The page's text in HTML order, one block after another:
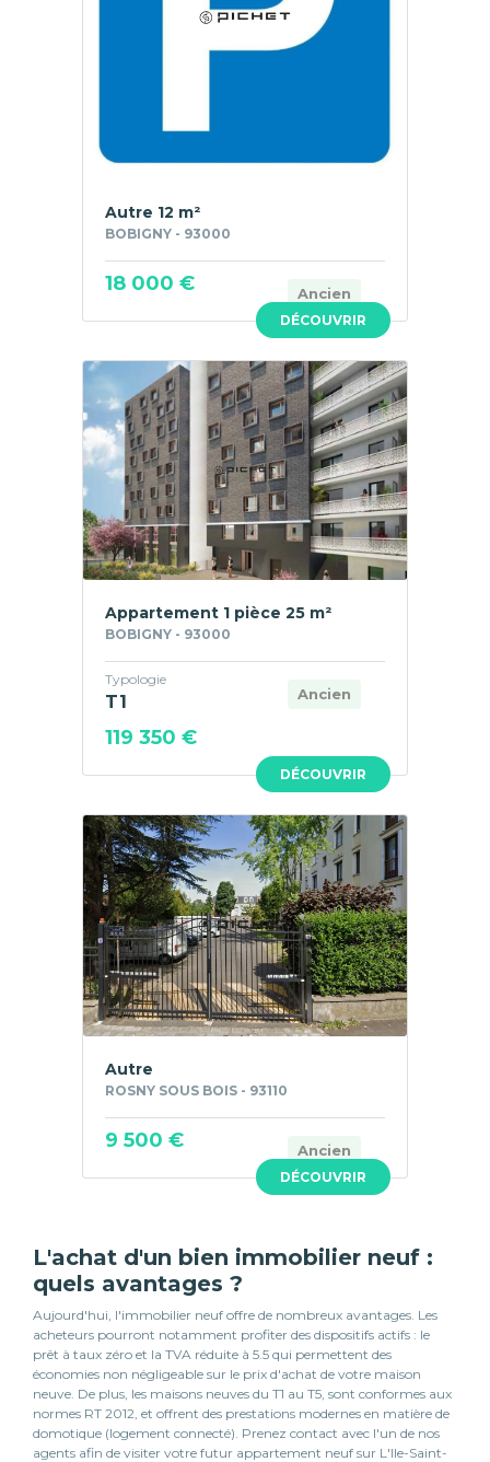
DÉCOUVRIR
Autre 12 m²
BOBIGNY - 93000
Ancien
18 000 €
DÉCOUVRIR
Appartement 1 pièce 25 m²
BOBIGNY - 93000
Ancien
Typologie
T1
119 350 €
DÉCOUVRIR
Autre
ROSNY SOUS BOIS - 93110
Ancien
9 500 €
L'achat d'un bien immobilier neuf :
quels avantages ?
Aujourd'hui, l'immobilier neuf offre de nombreux avantages. Les
acheteurs pourront notamment profiter des dispositifs actifs : le
prêt à taux zéro et la TVA réduite à 5.5 qui permettent des
économies non négligeable sur le prix d'achat de votre maison
neuve. De plus, les maisons neuves du T1 au T5, sont conformes aux
normes RT 2012, et offrent des prestations modernes en matière de
domotique (logement connecté). Prenez contact avec l'un de nos
agents afin de visiter votre futur appartement neuf sur L'Ile-Saint-